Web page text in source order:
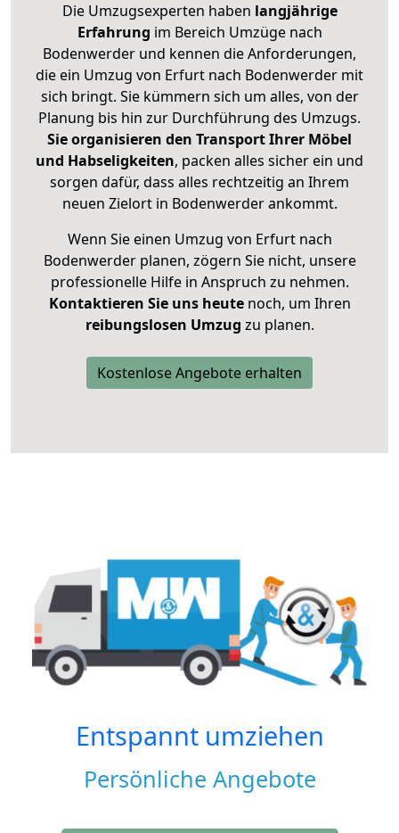
Die Umzugsexperten haben langjährige
Erfahrung im Bereich Umzüge nach
Bodenwerder und kennen die Anforderungen,
die ein Umzug von Erfurt nach Bodenwerder mit
sich bringt. Sie kümmern sich um alles, von der
Planung bis hin zur Durchführung des Umzugs.
Sie organisieren den Transport Ihrer Möbel
und Habseligkeiten, packen alles sicher ein und
sorgen dafür, dass alles rechtzeitig an Ihrem
neuen Zielort in Bodenwerder ankommt.
Wenn Sie einen Umzug von Erfurt nach
Bodenwerder planen, zögern Sie nicht, unsere
professionelle Hilfe in Anspruch zu nehmen.
Kontaktieren Sie uns heutenoch, um Ihren
reibungslosen Umzug zu planen.
Kostenlose Angebote erhalten
Entspannt umziehen
Persönliche Angebote